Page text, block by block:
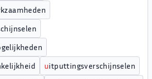
uitputtingsverschijnselen